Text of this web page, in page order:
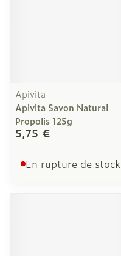
Apivita
Apivita Savon Natural
Propolis 125g
5,75 €
En rupture de stock